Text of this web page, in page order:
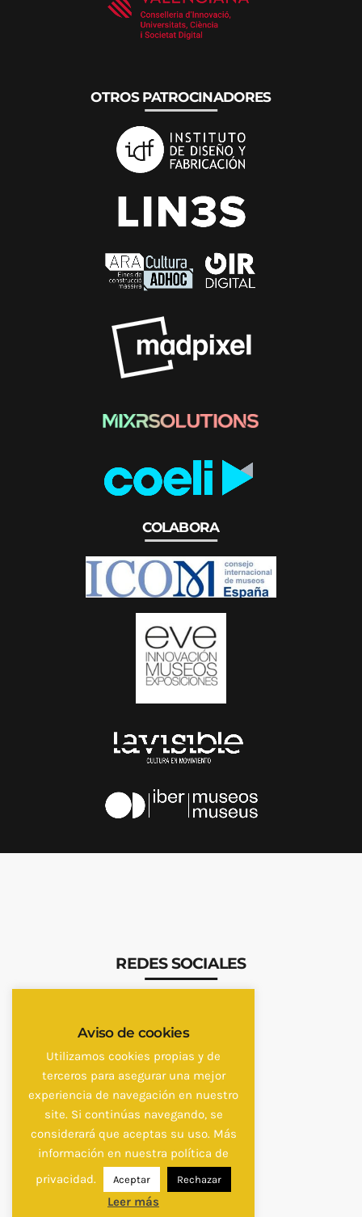
OTROS PATROCINADORES
COLABORA
REDES SOCIALES
Aviso de cookies
Utilizamos cookies propias y de
terceros para asegurar una mejor
experiencia de navegación en nuestro
site. Si continúas navegando, se
considerará que aceptas su uso. Más
información en nuestra política de
privacidad.
Aceptar Rechazar
Leer más